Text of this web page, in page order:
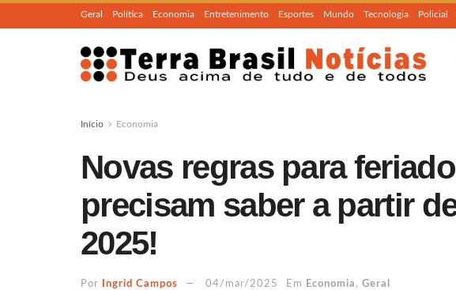
Geral Política Economia Entretenimento Esportes Mundo Tecnologia Policial
Início Economia
Novas regras para
precisam saber a partir
2025!
Por Ingrid Campos 04/mar/2025 Em Economia , Geral